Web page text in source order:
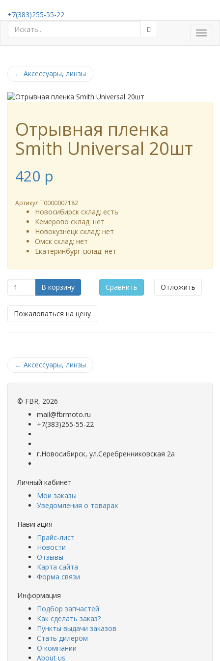
+7(383)255-55-22
← Аксессуары, линзы
Отрывная пленка
Smith Universal 20шт
420 p
Артикул Т0000007182
Новосибирск склад: есть
Кемерово склад: нет
Новокузнецк склад: нет
Омск склад: нет
Екатеринбург склад: нет
В корзину Сравнить Отложить
Пожаловаться на цену
← Аксессуары, линзы
© FBR, 2026
mail@fbrmoto.ru
+7(383)255-55-22
г.Новосибирск, ул.Серебренниковская 2а
Личный кабинет
Мои заказы
Уведомления о товарах
Навигация
Прайс-лист
Новости
Отзывы
Карта сайта
Форма связи
Информация
Подбор запчастей
Как сделать заказ?
Пункты выдачи заказов
Стать дилером
О компании
About us